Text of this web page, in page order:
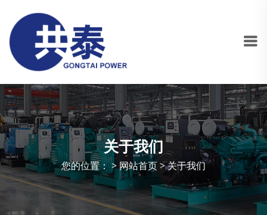
关于我们
您的位置： >网站首页>关于我们